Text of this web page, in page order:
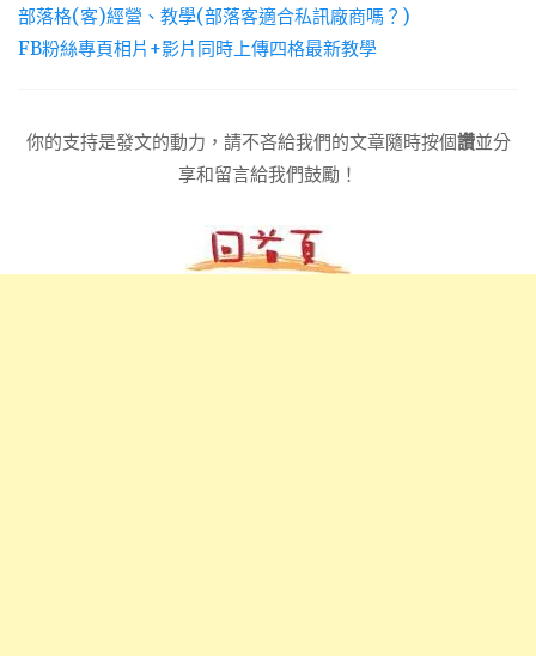
部落格(客)經營、教學(部落客適合私訊廠商嗎？)
FB粉絲專頁相片+影片同時上傳四格最新教學
你的支持是發文的動力，請不吝給我們的文章隨時按個讚並分
享和留言給我們鼓勵！